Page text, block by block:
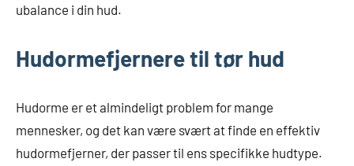
ubalance i din hud.
Hudormefjernere til tør hud
Hudorme er et almindeligt problem for mange
mennesker, og det kan være svært at finde en effektiv
hudormefjerner, der passer til ens specifikke hudtype.